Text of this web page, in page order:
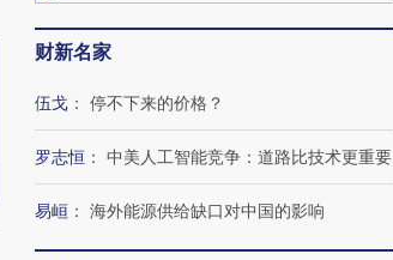
财新名家
伍戈 ： 停不下来的价格？
罗志恒 ： 中美人工智能竞争：道路比技术更重要
易峘 ： 海外能源供给缺口对中国的影响